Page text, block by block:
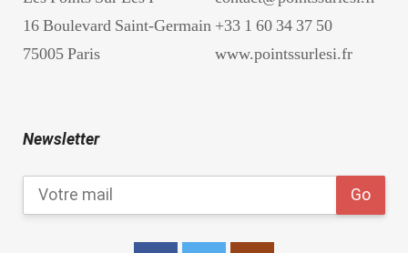
16 Boulevard Saint-Germain
75005 Paris
+33 1 60 34 37 50
www.pointssurlesi.fr
Newsletter